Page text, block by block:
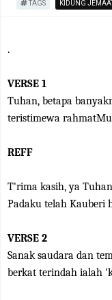
TAGS KIDUNG
.
VERSE 1
Tuhan, betapa
teristimewa
REFF
T'rima kasih, ya
Padaku telah Kauberi
VERSE 2
Sanak saudara dan
berkat terindah ialah